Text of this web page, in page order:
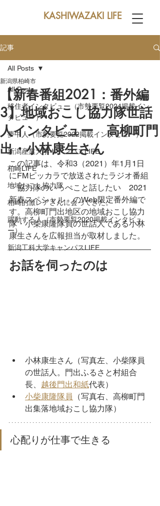
KASHIWAZAKI LIFE
記事
All Posts
移住者インタビュー（市勢要覧2024掲載イン
タビュー）
夢中人（市勢要覧2022掲載インタビュー）
新潟産業大学キャンパスLIFE
柏崎LIFE
地域おこし協力隊
柏崎的激レアさんに会ってきた。
躍動する人（市勢要覧2020掲載インタビュ
ー）
新潟工科大学キャンパスLIFE
All Posts
【新春番組2021：番外編
3】地域おこし協力隊世話
人インタビュー 高柳町門
出・小林康生さん
新潟県柏崎市
この記事は、令和3（2021）年1月1日
にFMピッカラで放送されたラジオ番組
「協力隊のいっぺこと話したい　2021
新春スペシャル」のWeb限定番外編で
す。高柳町門出地区の地域おこし協力
隊・小柴康隆隊員の世話人である小林
康生さんを広報担当が取材しました。
お話を伺ったのは
小林康生さん（写真左、小柴隊員
の世話人。門出ふるさと村組合
長、 越後門出和紙代表）
小柴康隆隊員
（写真右、高柳町門
出集落地域おこし協力隊）
心配りが仕事で生きる